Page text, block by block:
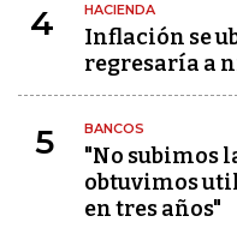
4 HACIENDA
Inflación se
regresaría a
5 BANCOS
"No subimos
obtuvimos
en tres años"